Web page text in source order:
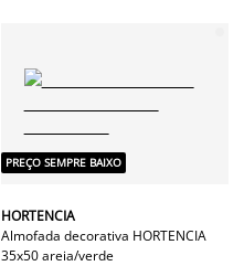
PREÇO SEMPRE BAIXO
HORTENCIA
Almofada decorativa HORTENCIA
35x50 areia/verde